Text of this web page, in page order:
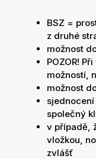
BSZ =
z druhé
možnost
POZOR!
možností,
možnost
společný
v případě,
vložkou,
zvlášť